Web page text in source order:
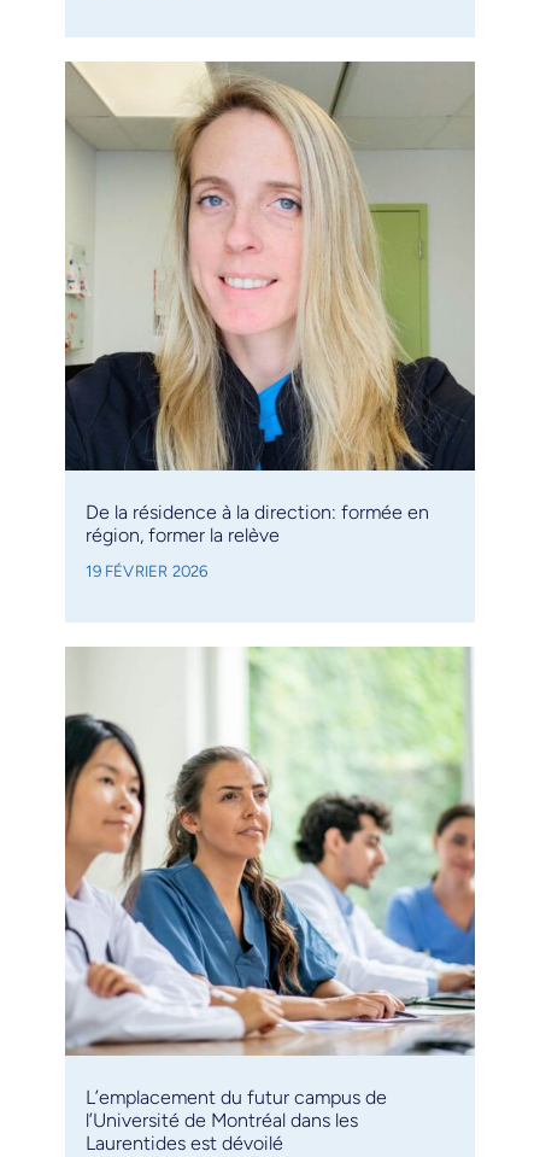
De la résidence à la direction: formée en
région, former la relève
19 FÉVRIER 2026
L’emplacement du futur campus de
l’Université de Montréal dans les
Laurentides est dévoilé